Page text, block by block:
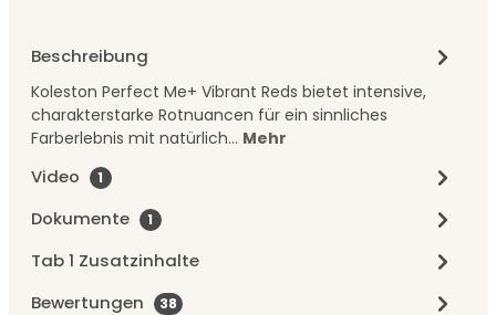
Beschreibung
Koleston Perfect Me+ Vibrant Reds bietet intensive,
charakterstarke Rotnuancen für ein sinnliches
Farberlebnis mit natürlich… Mehr
Video 1
Dokumente 1
Tab 1 Zusatzinhalte
Bewertungen
38